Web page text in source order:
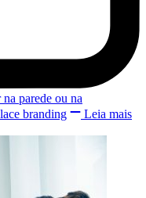
parede ou na
branding
Leia mais